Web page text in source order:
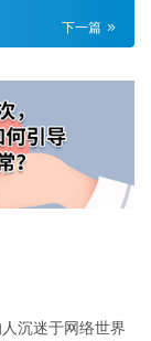
下一篇
沉迷于网络世界